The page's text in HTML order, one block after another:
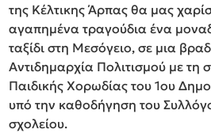
της Κέλτικης Άρπας θα μας
αγαπημένα τραγούδια ένα
ταξίδι στη Μεσόγειο, σε μια
Αντιδημαρχία Πολιτισμού με τη
Παιδικής Χορωδίας του 1ου
υπό την καθοδήγηση του
σχολείου.